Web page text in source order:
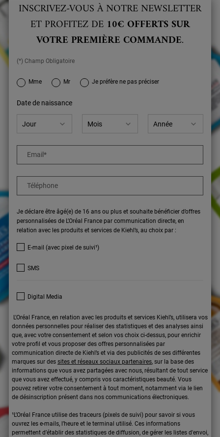
INSCRIVEZ-VOUS À NOTRE NEWSLETTER
ET PROFITEZ DE 10€ OFFERTS SUR
VOTRE PREMIÈRE COMMANDE.
(*) Champ Obligatoire
newslettersignup.title.legend
Mme Mr Je préfère ne pas préciser
Date de naissance
Email*
Téléphone
Je déclare être âgé(e) de 16 ans ou plus et souhaite bénéficier d’offres
personnalisées de L’Oréal France par communication directe, en
relation avec les produits et services de Kiehl’s, au choix par :
E-mail (avec pixel de suivi¹)
SMS
Digital Media
L'Oréal France, en relation avec les produits et services Kiehl’s, utilisera vos
données personnelles pour réaliser des statistiques et des analyses ainsi
que, avec votre consentement et selon vos choix ci-dessus, pour enrichir
votre profil et vous proposer des offres personnalisées par
communication directe de Kiehl’s et via des publicités de ses différentes
marques sur des sites et réseaux sociaux partenaires, sur la base des
informations que vous avez partagées avec nous, résultant de tout service
que vous avez effectué, y compris vos caractéristiques beauté. Vous
pouvez retirer votre consentement à tout moment, notamment via le lien
de désinscription présent dans nos communications électroniques.
¹L’Oréal France utilise des traceurs (pixels de suivi) pour savoir si vous
ouvrez les e-mails, l’heure et le terminal utilisé. Ces informations
permettent d’établir des statistiques de diffusion, de gérer les listes d'envoi,